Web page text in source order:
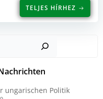
TELJES HÍRHEZ
ungarischen Politik